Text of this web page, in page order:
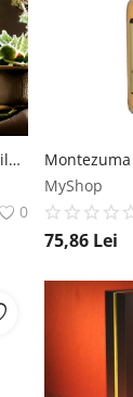
El Jimador Reposado Tequila 1L -
0
MyShop
75,86 Lei